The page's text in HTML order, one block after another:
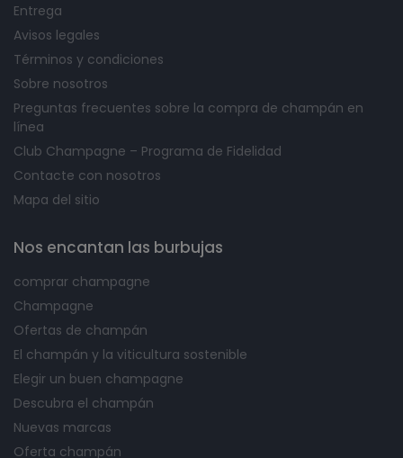
Entrega
Avisos legales
Términos y condiciones
Sobre nosotros
Preguntas frecuentes sobre la compra de champán en
línea
Club Champagne – Programa de Fidelidad
Contacte con nosotros
Mapa del sitio
Nos encantan las burbujas
comprar champagne
Champagne
Ofertas de champán
El champán y la viticultura sostenible
Elegir un buen champagne
Descubra el champán
Nuevas marcas
Oferta champán